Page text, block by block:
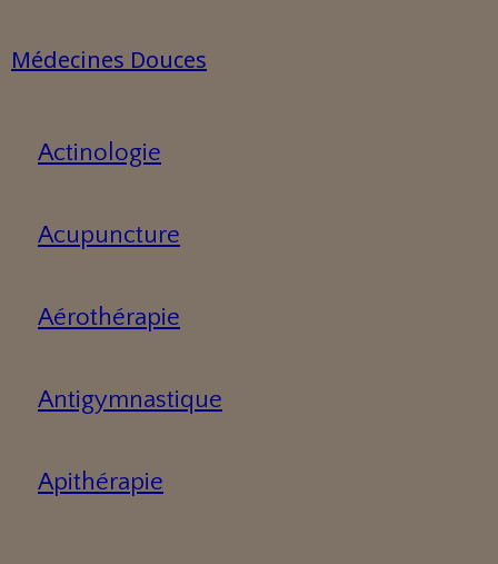
Médecines Douces
Actinologie
Acupuncture
Aérothérapie
Antigymnastique
Apithérapie